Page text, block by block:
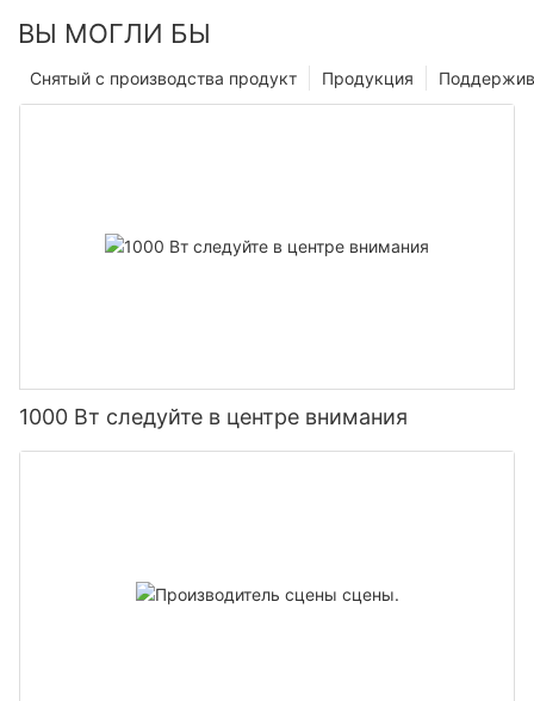
ВЫ МОГЛИ БЫ
Продукция
Снятый с производства продукт
1000 Вт следуйте в центре внимания